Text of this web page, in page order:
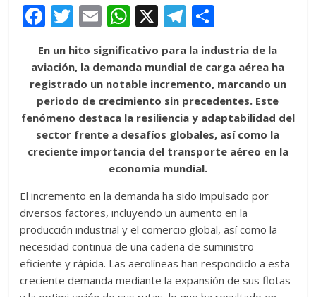
F
e
b
o
o
k
T
w
itt
er
E
m
ai
l
W
h
at
s
A
p
p
X T
el
e
gr
a
m
o
m
p
ar
ti
r
En un hito significativo para la industria de la
aviación, la demanda mundial de carga aérea ha
registrado un notable incremento, marcando un
periodo de crecimiento sin precedentes. Este
fenómeno destaca la resiliencia y adaptabilidad del
sector frente a desafíos globales, así como la
creciente importancia del transporte aéreo en la
economía mundial.
El incremento en la demanda ha sido impulsado por
diversos factores, incluyendo un aumento en la
producción industrial y el comercio global, así como la
necesidad continua de una cadena de suministro
eficiente y rápida. Las aerolíneas han respondido a esta
creciente demanda mediante la expansión de sus flotas